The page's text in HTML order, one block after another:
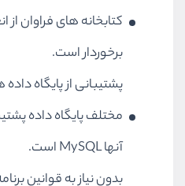
کتابخانه های فراوان از
برخوردار است.
پشتیبانی از پایگاه
مختلف پایگاه داده
آنها MySQL است.
بدون نیاز به قوانین